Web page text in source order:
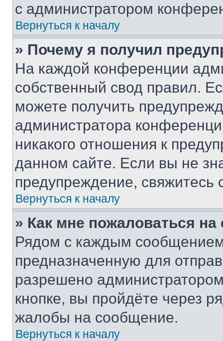
с администратором
Вернуться к началу
» Почему я получил
На каждой конференции
собственный свод правил.
можете получить
администратора
никакого отношения к
данном сайте. Если вы не
предупреждение,
Вернуться к началу
» Как мне пожаловаться
Рядом с каждым сообщением
предназначенную для
разрешено
кнопке, вы пройдёте через
жалобы на сообщение.
Вернуться к началу